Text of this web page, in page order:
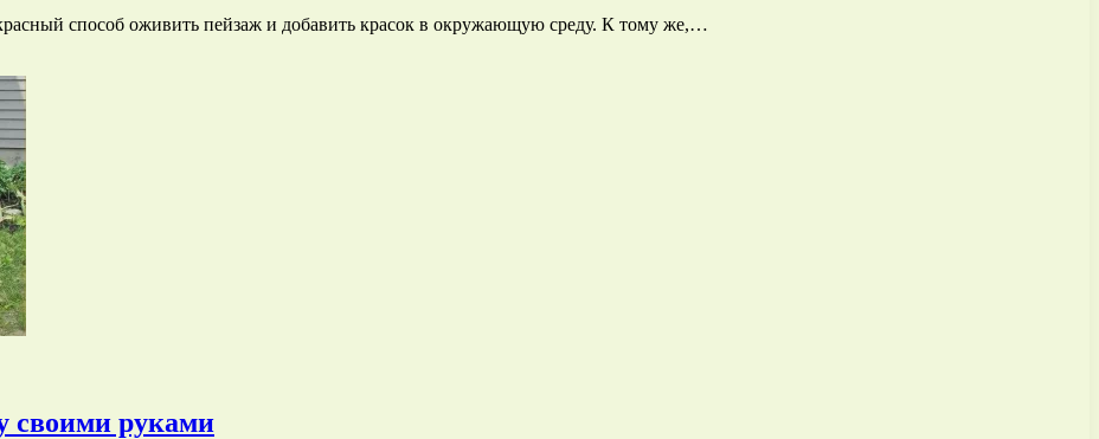
способ оживить пейзаж и добавить красок в окружающую среду. К тому же,…
своими руками